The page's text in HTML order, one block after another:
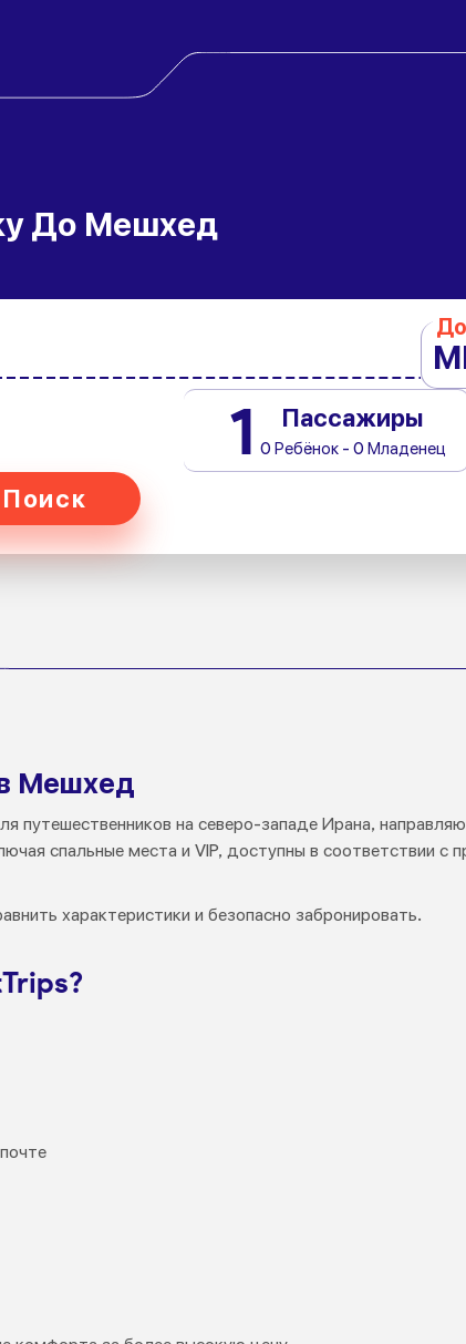
До Мешхед
До
1 Пассажиры
0 Ребёнок - 0 Младенец
Поиск
Мешхед
путешественников на северо-западе Ирана,
спальные места и VIP, доступны в соответствии с
характеристики и безопасно забронировать.